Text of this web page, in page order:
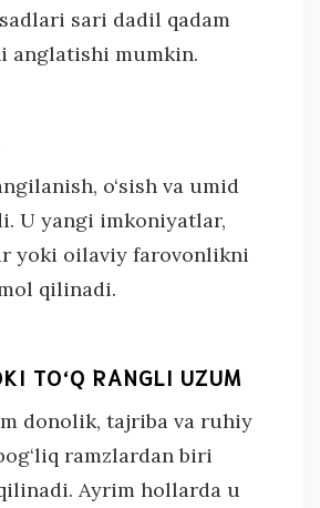
sari dadil qadam
anglatishi mumkin.
o‘sish va umid
U yangi imkoniyatlar,
yoki oilaviy farovonlikni
qilinadi.
TO‘Q RANGLI UZUM
donolik, tajriba va ruhiy
ramzlardan biri
Ayrim hollarda u